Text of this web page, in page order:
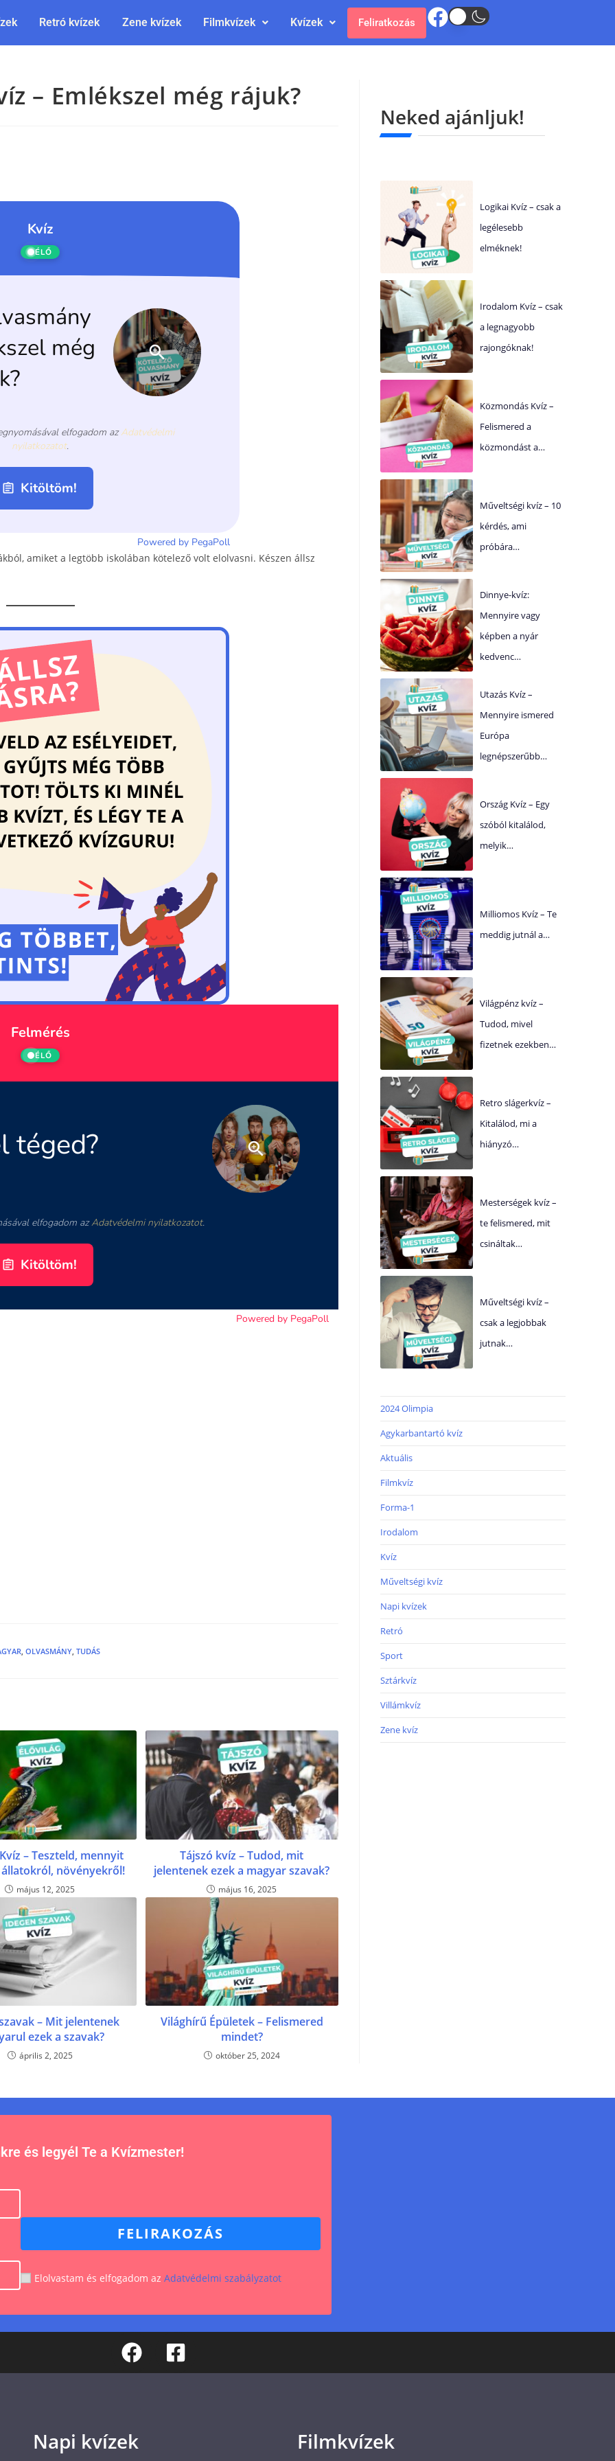
Retró kvízek Zene kvízek Filmkvízek Kvízek Feliratkozás
– Emlékszel még rájuk?
amiket a legtöbb iskolában kötelező volt elolvasni. Készen állsz
, OLVASMÁNY, TUDÁS
– Teszteld, mennyit
növényekről!
május 12, 2025
Tájszó kvíz – Tudod, mit
jelentenek ezek a magyar szavak?
május 16, 2025
– Mit jelentenek
ezek a szavak?
április 2, 2025
Világhírű Épületek – Felismered
mindet?
október 25, 2024
Neked ajánljuk!
Logikai Kvíz – csak a
legélesebb
elméknek!
Irodalom Kvíz – csak
a legnagyobb
rajongóknak!
Közmondás Kvíz –
Felismered a
közmondást a…
Műveltségi kvíz – 10
kérdés, ami
próbára…
Dinnye-kvíz:
Mennyire vagy
képben a nyár
kedvenc…
Utazás Kvíz –
Mennyire ismered
Európa
legnépszerűbb…
Ország Kvíz – Egy
szóból kitalálod,
melyik…
Milliomos Kvíz – Te
meddig jutnál a…
Világpénz kvíz –
Tudod, mivel
fizetnek ezekben…
Retro slágerkvíz –
Kitalálod, mi a
hiányzó…
Mesterségek kvíz –
te felismered, mit
csináltak…
Műveltségi kvíz –
csak a legjobbak
jutnak…
2024 Olimpia
Agykarbantartó kvíz
Aktuális
Filmkvíz
Forma-1
Irodalom
Kvíz
Műveltségi kvíz
Napi kvízek
Retró
Sport
Sztárkvíz
Villámkvíz
Zene kvíz
és legyél Te a Kvízmester!
FELIRAKOZÁS
Elolvastam és elfogadom az Adatvédelmi szabályzatot
Napi kvízek Filmkvízek